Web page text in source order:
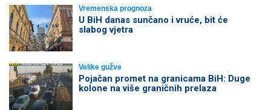
Vremenska prognoza
U BiH danas sunčano i vruće, bit će
slabog vjetra
Velike gužve
Pojačan promet na granicama BiH: Duge
kolone na više graničnih prelaza